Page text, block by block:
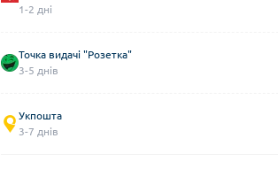
1-2 дні
Точка видачі "Розетка"
3-5 днів
Укпошта
3-7 днів